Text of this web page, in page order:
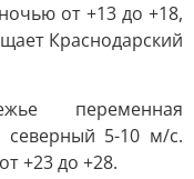
от +13 до +18,
Краснодарский
переменная
северный 5-10 м/c.
+23 до +28.